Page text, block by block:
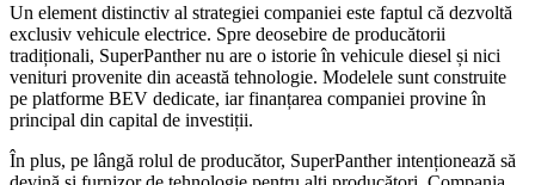
Un element distinctiv al strategiei companiei este faptul că dezvoltă
exclusiv vehicule electrice. Spre deosebire de producătorii
tradiționali, SuperPanther nu are o istorie în vehicule diesel și nici
venituri provenite din această tehnologie. Modelele sunt construite
pe platforme BEV dedicate, iar finanțarea companiei provine în
principal din capital de investiții.
În plus, pe lângă rolul de producător, SuperPanther intenționează să